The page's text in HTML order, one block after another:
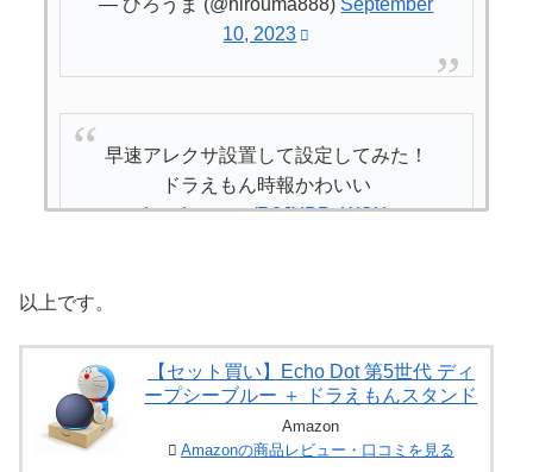
— ひろうま (@hirouma888) September
10, 2023
早速アレクサ設置して設定してみた！
ドラえもん時報かわいい
pic.twitter.com/R2JYBPpWOX
直近で買ったドラえもんグッズ紹介①
アマゾンエコードット(amazon echo
以上です。
【セット買い】Echo Dot 第5世代 ディ
ープシーブルー ＋ ドラえもんスタンド
Amazon
Amazonの商品レビュー・口コミを見る